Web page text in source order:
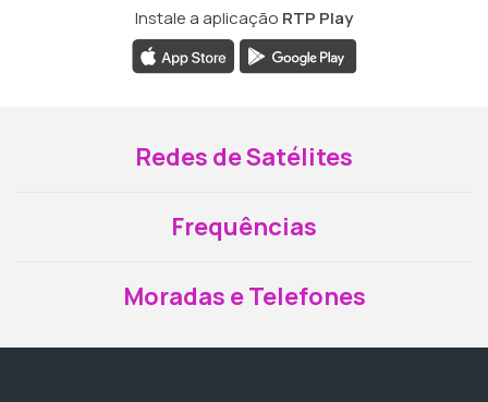
Instale a aplicação RTP Play
Redes de Satélites
Frequências
Moradas e Telefones